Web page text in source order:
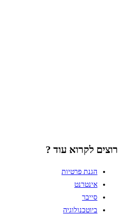
רוצים לקרוא עוד ?
הגנת פרטיות
אינטרנט
סייבר
ביוטכנולוגיה